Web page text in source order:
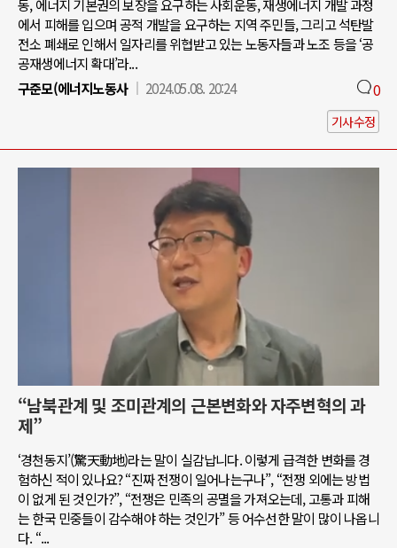
동, 에너지 기본권의 보장을 요구하는 사회운동, 재생에너지 개발 과정
에서 피해를 입으며 공적 개발을 요구하는 지역 주민들, 그리고 석탄발
전소 폐쇄로 인해서 일자리를 위협받고 있는 노동자들과 노조 등을 ‘공
공재생에너지 확대’라...
구준모(에너지노동사
2024.05.08. 20:24 0
기사수정
“남북관계 및 조미관계의 근본변화와 자주변혁의 과
제”
‘경천동지’(驚天動地)라는 말이 실감납니다. 이렇게 급격한 변화를 경
험하신 적이 있나요? “진짜 전쟁이 일어나는구나”, “전쟁 외에는 방법
이 없게 된 것인가?”, “전쟁은 민족의 공멸을 가져오는데, 고통과 피해
는 한국 민중들이 감수해야 하는 것인가” 등 어수선한 말이 많이 나옵니
다. “...